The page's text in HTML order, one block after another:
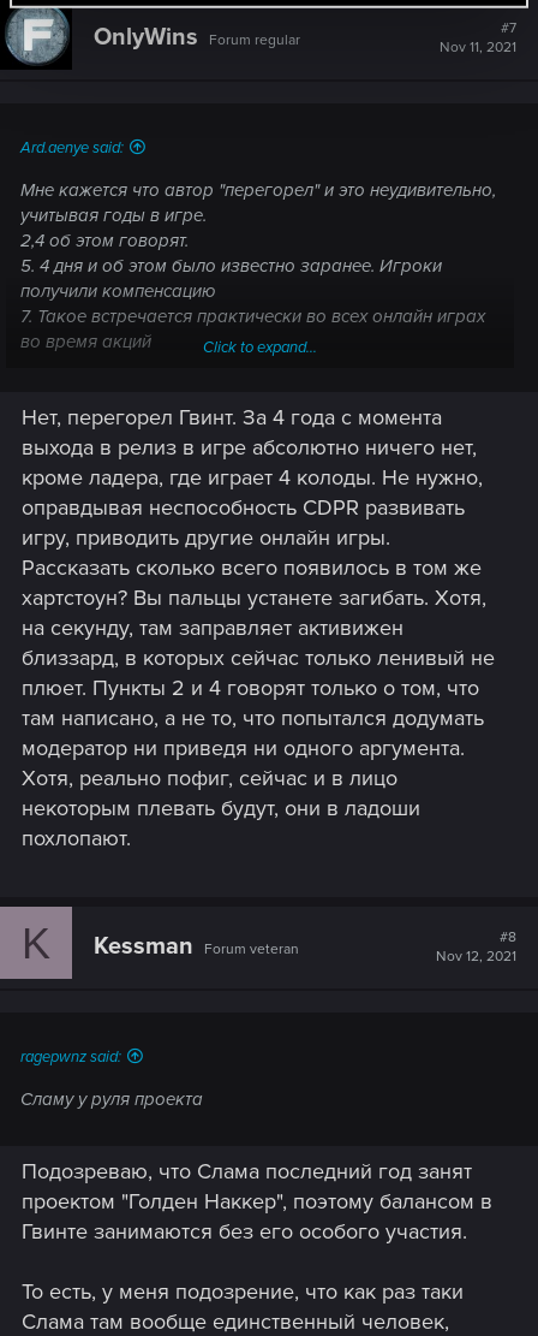
t
i
o
OnlyWins Forum regular
#7
Nov 11, 2021
Ard.aenye said:
Мне кажется что автор "перегорел" и это неудивительно,
учитывая годы в игре.
2,4 об этом говорят.
5. 4 дня и об этом было известно заранее. Игроки
получили компенсацию
7. Такое встречается практически во всех онлайн играх
во время акций
пофиг.
Click to expand...
Нет, перегорел Гвинт. За 4 года с момента
выхода в релиз в игре абсолютно ничего нет,
кроме ладера, где играет 4 колоды. Не нужно,
оправдывая неспособность CDPR развивать
игру, приводить другие онлайн игры.
Рассказать сколько всего появилось в том же
хартстоун? Вы пальцы устанете загибать. Хотя,
на секунду, там заправляет активижен
близзард, в которых сейчас только ленивый не
плюет. Пункты 2 и 4 говорят только о том, что
там написано, а не то, что попытался додумать
модератор ни приведя ни одного аргумента.
Хотя, реально пофиг, сейчас и в лицо
некоторым плевать будут, они в ладоши
похлопают.
K Kessman Forum veteran
#8
Nov 12, 2021
ragepwnz said:
Сламу у руля проекта
Подозреваю, что Слама последний год занят
проектом "Голден Наккер", поэтому балансом в
Гвинте занимаются без его особого участия.
То есть, у меня подозрение, что как раз таки
Слама там вообще единственный человек,